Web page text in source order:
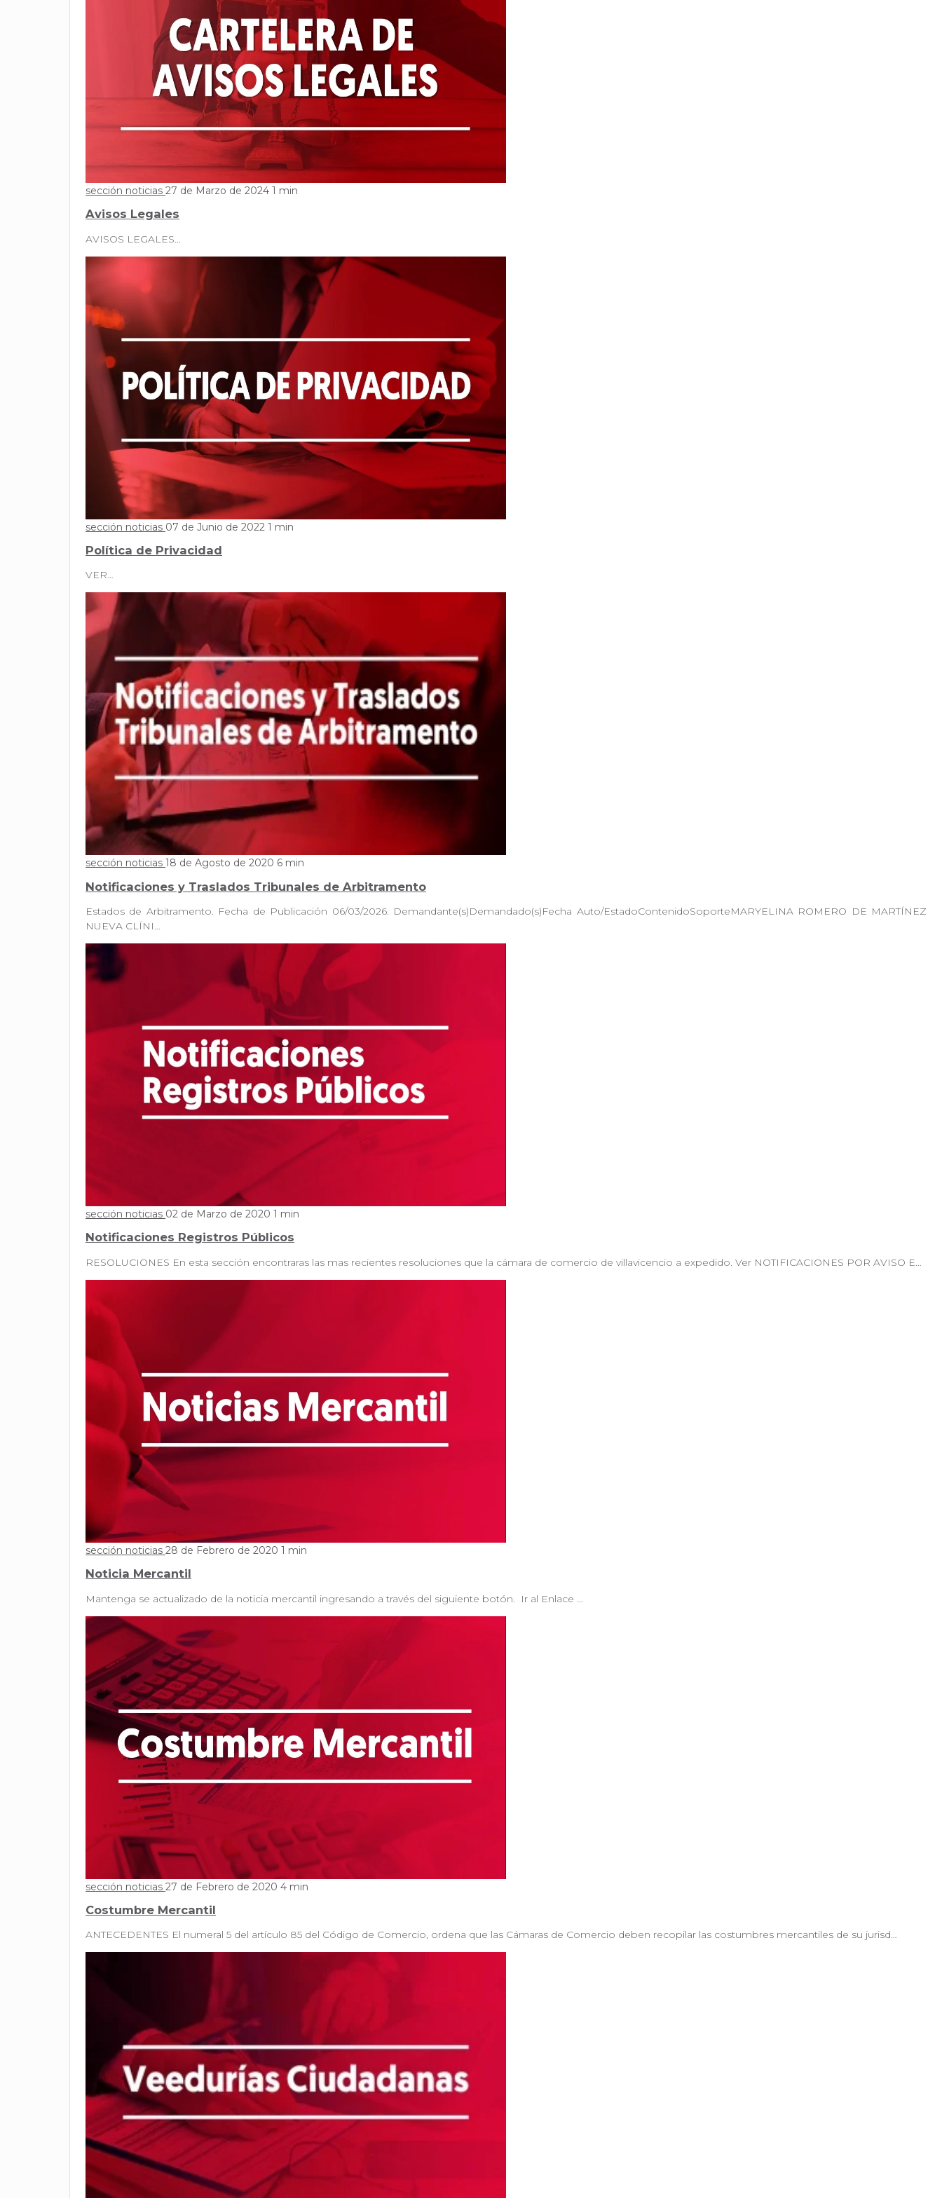
sección noticias 27 de Marzo de 2024 1 min
Avisos Legales
AVISOS LEGALES…
sección noticias 07 de Junio de 2022 1 min
Política de Privacidad
VER…
sección noticias 18 de Agosto de 2020 6 min
Notificaciones y Traslados Tribunales de Arbitramento
Estados de Arbitramento. Fecha de Publicación 06/03/2026. Demandante(s)Demandado(s)Fecha Auto/EstadoContenidoSoporteMARYELINA ROMERO DE MARTÍNEZ
NUEVA CLÍNI…
sección noticias 02 de Marzo de 2020 1 min
Notificaciones Registros Públicos
RESOLUCIONES En esta sección encontraras las mas recientes resoluciones que la cámara de comercio de villavicencio a expedido. Ver NOTIFICACIONES POR AVISO E…
sección noticias 28 de Febrero de 2020 1 min
Noticia Mercantil
Mantenga se actualizado de la noticia mercantil ingresando a través del siguiente botón. Ir al Enlace …
sección noticias 27 de Febrero de 2020 4 min
Costumbre Mercantil
ANTECEDENTES El numeral 5 del artículo 85 del Código de Comercio, ordena que las Cámaras de Comercio deben recopilar las costumbres mercantiles de su jurisd…